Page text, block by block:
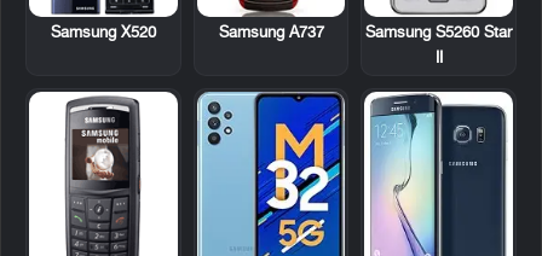
Samsung S5260 Star
II
Samsung A737
Samsung X520